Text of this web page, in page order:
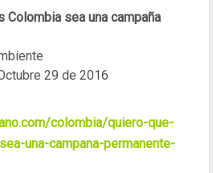
Colombia sea una campaña
29 de 2016
colombia/quiero-que-
una-campana-permanente-